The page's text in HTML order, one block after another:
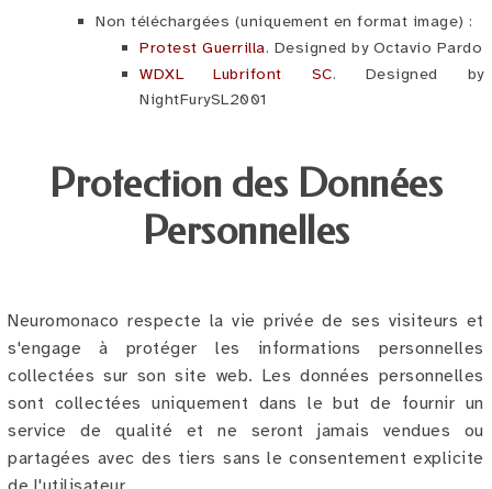
Non téléchargées (uniquement en format image) :
Protest Guerrilla. Designed by Octavio Pardo
WDXL Lubrifont SC. Designed by
NightFurySL2001
Protection des Données
Personnelles
Neuromonaco respecte la vie privée de ses visiteurs et
s'engage à protéger les informations personnelles
collectées sur son site web. Les données personnelles
sont collectées uniquement dans le but de fournir un
service de qualité et ne seront jamais vendues ou
partagées avec des tiers sans le consentement explicite